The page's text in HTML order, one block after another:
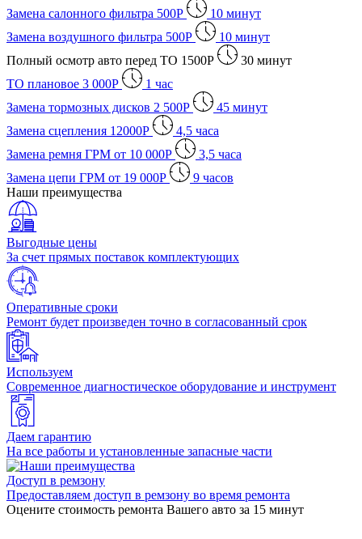
Замена салонного фильтра 500Р 10 минут
Замена воздушного фильтра 500Р 10 минут
Полный осмотр авто перед ТО 1500Р 30 минут
ТО плановое 3 000Р 1 час
Замена тормозных дисков 2 500Р 45 минут
Замена сцепления 12000Р 4,5 часа
Замена ремня ГРМ от 10 000Р 3,5 часа
Замена цепи ГРМ от 19 000Р 9 часов
Наши преимущества
Выгодные цены
За счет прямых поставок комплектующих
Оперативные сроки
Ремонт будет произведен точно в согласованный срок
Используем
Современное диагностическое оборудование и инструмент
Даем гарантию
На все работы и установленные запасные части
Доступ в ремзону
Предоставляем доступ в ремзону во время ремонта
Оцените стоимость ремонта Вашего авто за 15 минут